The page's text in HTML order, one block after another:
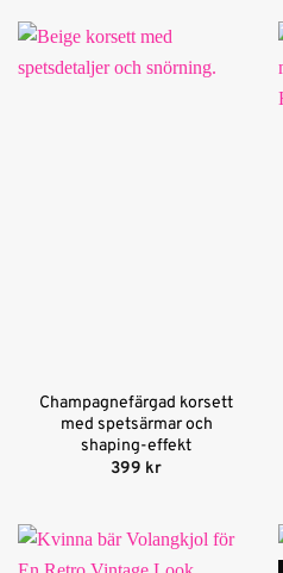
Champagnefärgad korsett
med spetsärmar och
shaping-effekt
399 kr